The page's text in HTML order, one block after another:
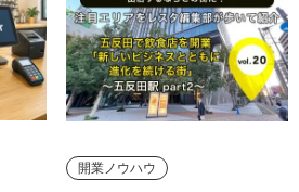
開業ノウハウ